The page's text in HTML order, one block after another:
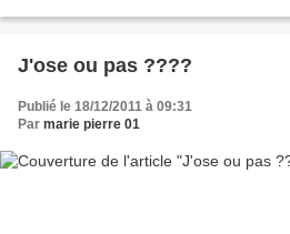
J'ose ou pas ????
Publié le 18/12/2011 à 09:31
Par marie pierre 01